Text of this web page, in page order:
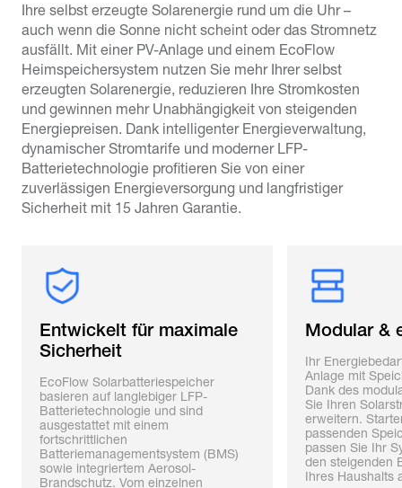
Ihre selbst erzeugte Solarenergie rund um die Uhr –
auch wenn die Sonne nicht scheint oder das Stromnetz
ausfällt. Mit einer PV-Anlage und einem EcoFlow
Heimspeichersystem nutzen Sie mehr Ihrer selbst
erzeugten Solarenergie, reduzieren Ihre Stromkosten
und gewinnen mehr Unabhängigkeit von steigenden
Energiepreisen. Dank intelligenter Energieverwaltung,
dynamischer Stromtarife und moderner LFP-
Batterietechnologie profitieren Sie von einer
zuverlässigen Energieversorgung und langfristiger
Sicherheit mit 15 Jahren Garantie.
Entwickelt für maximale
Sicherheit
EcoFlow Solarbatteriespeicher
basieren auf langlebiger LFP-
Batterietechnologie und sind
ausgestattet mit einem
fortschrittlichen
Batteriemanagementsystem (BMS)
sowie integriertem Aerosol-
Brandschutz. Vom einzelnen
Modular &
Ihr
Anlage mit
Dank des
Sie Ihren
erweitern.
passenden
passen Sie Ihr
den steigenden
Ihres Haushalts